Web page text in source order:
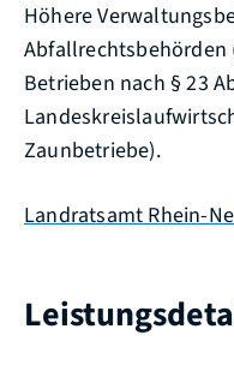
Höhere
Abfallrechtsbehörden
Betrieben nach § 23
Zaunbetriebe).
Landratsamt Rhein-